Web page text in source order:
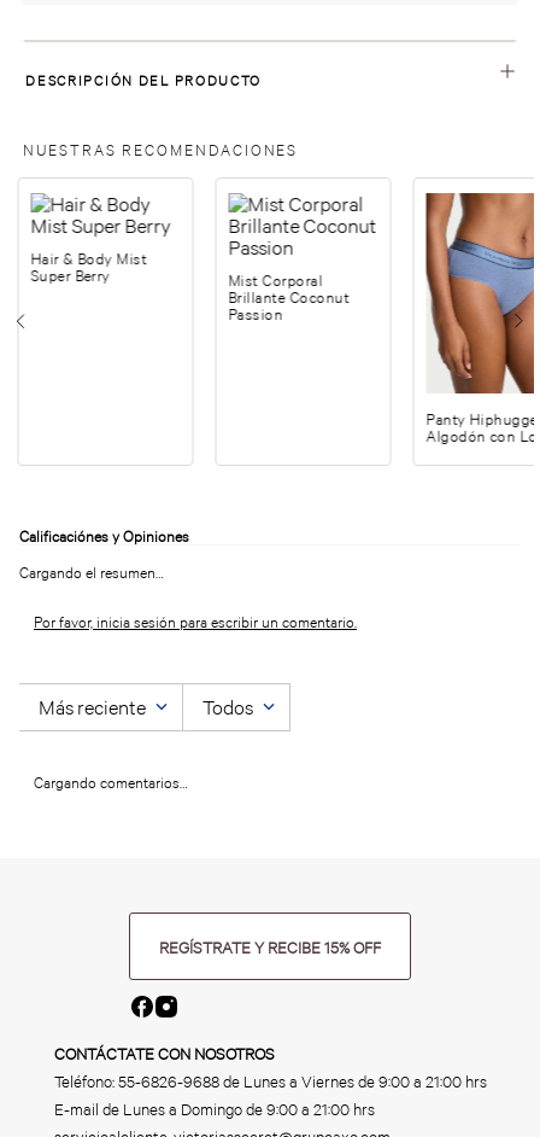
DESCRIPCIÓN DEL PRODUCTO
NUESTRAS RECOMENDACIONES
Hair & Body Mist
Super Berry
Mist Corporal
Brillante Coconut
Passion
Panty
Algodón con
Cargando el resumen…
Por favor, inicia sesión para escribir un comentario.
Más reciente Todos
Cargando comentarios…
REGÍSTRATE Y RECIBE 15% OFF
CONTÁCTATE CON NOSOTROS
Teléfono:55-6826-9688de Lunes a Viernes de 9:00 a 21:00 hrs
E-mail de Lunes a Domingo de 9:00 a 21:00 hrs